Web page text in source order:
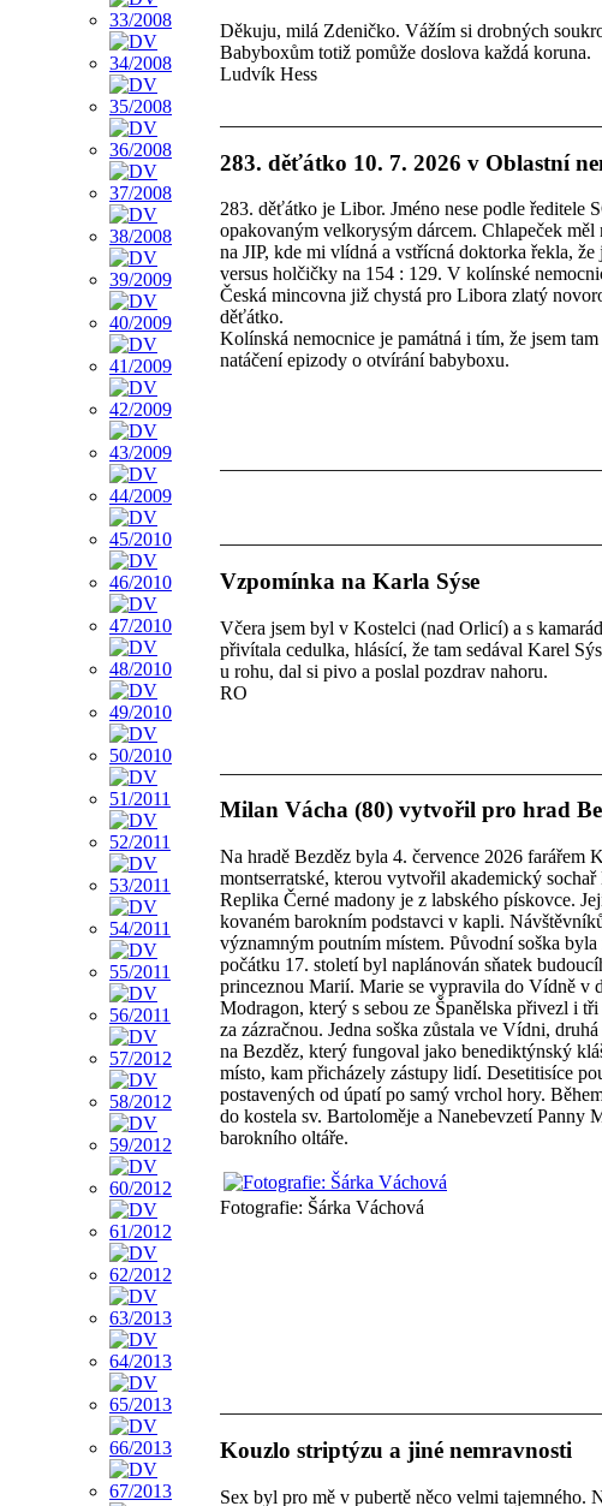
Děkuju, milá Zdeničko. Vážím si drobných
Babyboxům totiž pomůže doslova každá koruna.
Ludvík Hess
283. děťátko 10. 7. 2026 v Oblastní
283. děťátko je Libor. Jméno nese podle
opakovaným velkorysým dárcem. Chlapeček
na JIP, kde mi vlídná a vstřícná doktorka řekla,
versus holčičky na 154 : 129. V kolínské
Česká mincovna již chystá pro Libora zlatý
děťátko.
Kolínská nemocnice je památná i tím, že jsem
natáčení epizody o otvírání babyboxu.
Vzpomínka na Karla Sýse
Včera jsem byl v Kostelci (nad Orlicí) a s
přivítala cedulka, hlásící, že tam sedával Karel
u rohu, dal si pivo a poslal pozdrav nahoru.
RO
Milan Vácha (80) vytvořil pro hrad
Na hradě Bezděz byla 4. července 2026 farářem
montserratské, kterou vytvořil akademický
Replika Černé madony je z labského pískovce.
kovaném barokním podstavci v kapli.
významným poutním místem. Původní soška
počátku 17. století byl naplánován sňatek
princeznou Marií. Marie se vypravila do Vídně v
Modragon, který s sebou ze Španělska přivezl i
za zázračnou. Jedna soška zůstala ve Vídni,
na Bezděz, který fungoval jako benediktýnský
místo, kam přicházely zástupy lidí. Desetitisíce
postavených od úpatí po samý vrchol hory.
do kostela sv. Bartoloměje a Nanebevzetí Panny
barokního oltáře.
Fotografie: Šárka Váchová
Kouzlo striptýzu a jiné nemravnosti
Sex byl pro mě v pubertě něco velmi tajemného.